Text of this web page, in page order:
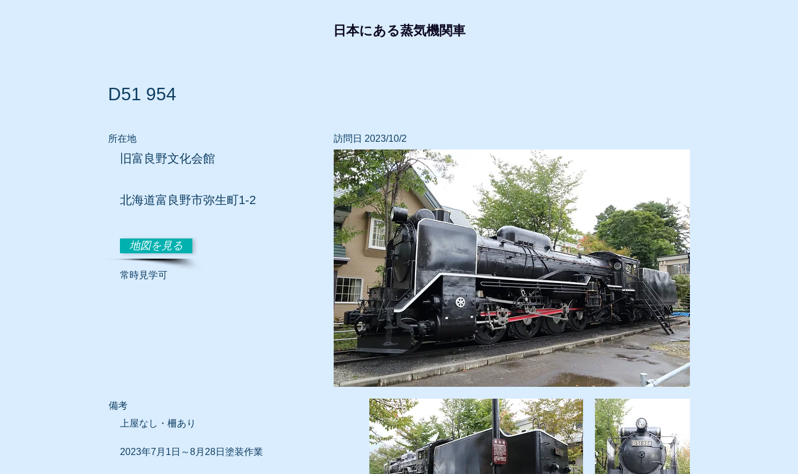
日本にある蒸気機関車
D51 954
所在地
旧富良野文化会館
北海道富良野市弥生町1-2
地図を見る
常時見学可
訪問日 2023/10/2
​備考
上屋なし・柵あり
2023年7月1日～8月28日塗装作業